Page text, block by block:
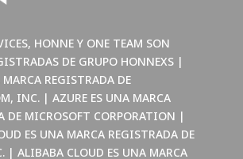
HONNE Y ONE TEAM SON
DE GRUPO HONNEXS |
MARCA REGISTRADA DE
INC. | AZURE ES UNA MARCA
DE MICROSOFT CORPORATION |
ES UNA MARCA REGISTRADA DE
| ALIBABA CLOUD ES UNA MARCA